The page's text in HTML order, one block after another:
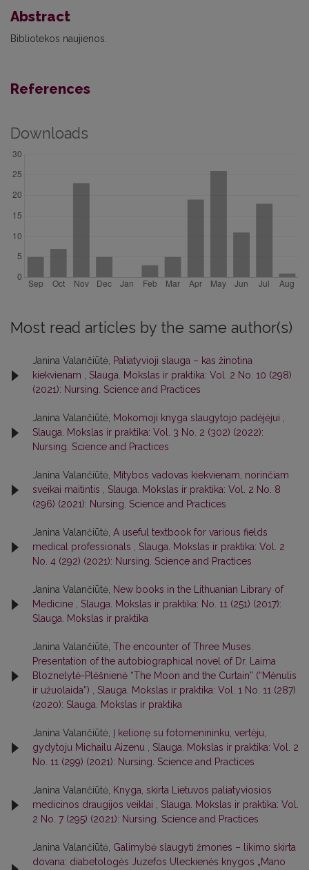
Abstract
Bibliotekos naujienos.
References
Downloads
Most read articles by the same author(s)
Janina Valančiūtė, Paliatyvioji slauga – kas žinotina
kiekvienam , Slauga. Mokslas ir praktika: Vol. 2 No. 10 (298)
(2021): Nursing. Science and Practices
Janina Valančiūtė, Mokomoji knyga slaugytojo padėjėjui ,
Slauga. Mokslas ir praktika: Vol. 3 No. 2 (302) (2022):
Nursing. Science and Practices
Janina Valančiūtė, Mitybos vadovas kiekvienam, norinčiam
sveikai maitintis , Slauga. Mokslas ir praktika: Vol. 2 No. 8
(296) (2021): Nursing. Science and Practices
Janina Valančiūtė, A useful textbook for various fields
medical professionals , Slauga. Mokslas ir praktika: Vol. 2
No. 4 (292) (2021): Nursing. Science and Practices
Janina Valančiūtė, New books in the Lithuanian Library of
Medicine , Slauga. Mokslas ir praktika: No. 11 (251) (2017):
Slauga. Mokslas ir praktika
Janina Valančiūtė, The encounter of Three Muses.
Presentation of the autobiographical novel of Dr. Laima
Bloznelytė-Plėšnienė “The Moon and the Curtain” (“Mėnulis
ir užuolaida”) , Slauga. Mokslas ir praktika: Vol. 1 No. 11 (287)
(2020): Slauga. Mokslas ir praktika
Janina Valančiūtė, Į kelionę su fotomenininku, vertėju,
gydytoju Michailu Aizenu , Slauga. Mokslas ir praktika: Vol. 2
No. 11 (299) (2021): Nursing. Science and Practices
Janina Valančiūtė, Knyga, skirta Lietuvos paliatyviosios
medicinos draugijos veiklai , Slauga. Mokslas ir praktika: Vol.
2 No. 7 (295) (2021): Nursing. Science and Practices
Janina Valančiūtė, Galimybė slaugyti žmones – likimo skirta
dovana: diabetologės Juzefos Uleckienės knygos „Mano